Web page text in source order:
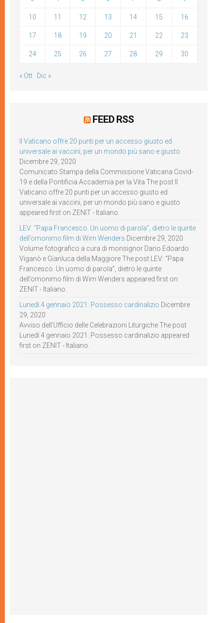
10 11 12 13 14 15 16
17 18 19 20 21 22 23
24 25 26 27 28 29 30
« Ott Dic »
FEED RSS
Il Vaticano offre 20 punti per un accesso giusto ed
universale ai vaccini, per un mondo più sano e giusto
Dicembre 29, 2020
Comunicato Stampa della Commissione Vaticana Covid-
19 e della Pontificia Accademia per la Vita The post Il
Vaticano offre 20 punti per un accesso giusto ed
universale ai vaccini, per un mondo più sano e giusto
appeared first on ZENIT - Italiano.
LEV: “Papa Francesco. Un uomo di parola”, dietro le quinte
dell’omonimo film di Wim Wenders Dicembre 29, 2020
Volume fotografico a cura di monsignor Dario Edoardo
Viganò e Gianluca della Maggiore The post LEV: “Papa
Francesco. Un uomo di parola”, dietro le quinte
dell’omonimo film di Wim Wenders appeared first on
ZENIT - Italiano.
Lunedì 4 gennaio 2021: Possesso cardinalizio Dicembre
29, 2020
Avviso dell’Ufficio delle Celebrazioni Liturgiche The post
Lunedì 4 gennaio 2021: Possesso cardinalizio appeared
first on ZENIT - Italiano.